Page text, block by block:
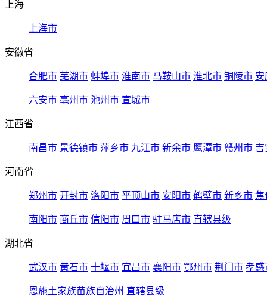
上海
上海市
安徽省
合肥市 芜湖市 蚌埠市 淮南市 马鞍山市 淮北市 铜陵市 安
六安市 亳州市 池州市 宣城市
江西省
南昌市 景德镇市 萍乡市 九江市 新余市 鹰潭市 赣州市 吉
河南省
郑州市 开封市 洛阳市 平顶山市 安阳市 鹤壁市 新乡市 焦
南阳市 商丘市 信阳市 周口市 驻马店市 直辖县级
湖北省
武汉市 黄石市 十堰市 宜昌市 襄阳市 鄂州市 荆门市 孝感
恩施土家族苗族自治州 直辖县级